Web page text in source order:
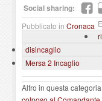
Social sharing:
Pubblicato in Cronaca
disincaglio
Mersa 2 Incaglio
Altro in questa